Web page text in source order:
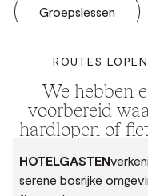
Groepslessen
ROUTES
We hebben
voorbereid
hardlopen of
HOTELGASTEN
serene bosrijke